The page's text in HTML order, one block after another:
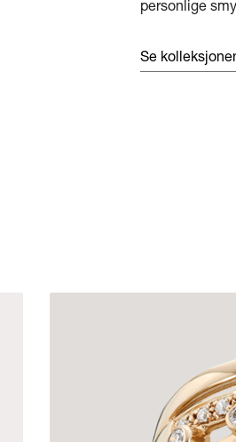
personlige
Se